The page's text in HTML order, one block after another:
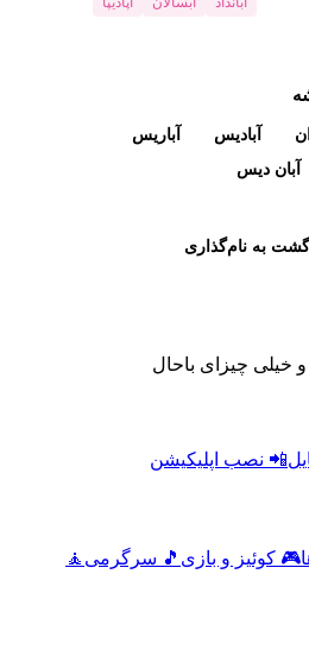
آبادیس
آباریس
آبان دیس
به نام‌گذاری
چیزای باحال
📲 نصب اپلیکیشن
🎮 کوئیز و بازی 🎵 سرگرمی 🧘